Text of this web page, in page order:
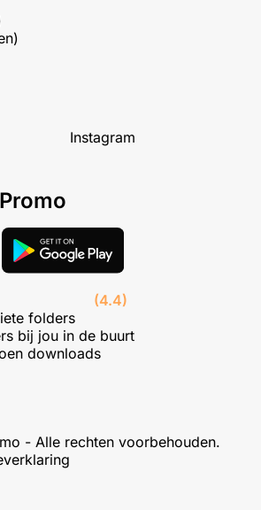
Instagram
(4.4)
folders
bij jou in de buurt
downloads
- Alle rechten voorbehouden.